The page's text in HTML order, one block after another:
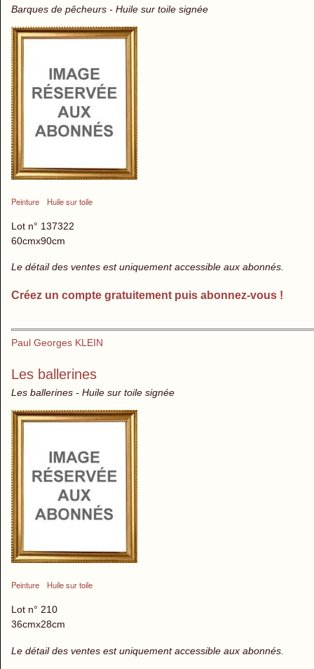
Barques de pêcheurs - Huile sur toile signée
Peinture Huile sur toile
Lot n° 137322
60cmx90cm
Le détail des ventes est uniquement accessible aux abonnés.
Créez un compte gratuitement puis abonnez-vous !
Paul Georges KLEIN
Les ballerines
Les ballerines - Huile sur toile signée
Peinture Huile sur toile
Lot n° 210
36cmx28cm
Le détail des ventes est uniquement accessible aux abonnés.